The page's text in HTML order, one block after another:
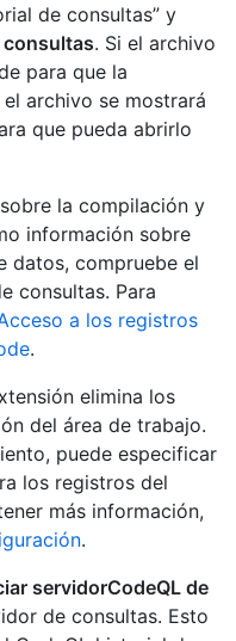
de consultas” y
. Si el archivo
para que la
archivo se mostrará
que pueda abrirlo
la compilación y
información sobre
datos, compruebe el
consultas. Para
a los registros
.
elimina los
del área de trabajo.
puede especificar
los registros del
más información,
.
servidorCodeQL de
de consultas. Esto